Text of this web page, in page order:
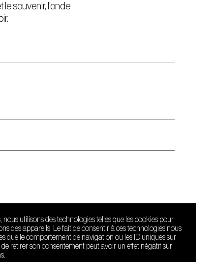
souvenir, l’onde
nous utilisons des technologies telles que les cookies pour
des appareils. Le fait de consentir à ces technologies nous
que le comportement de navigation ou les ID uniques sur
retirer son consentement peut avoir un effet négatif sur